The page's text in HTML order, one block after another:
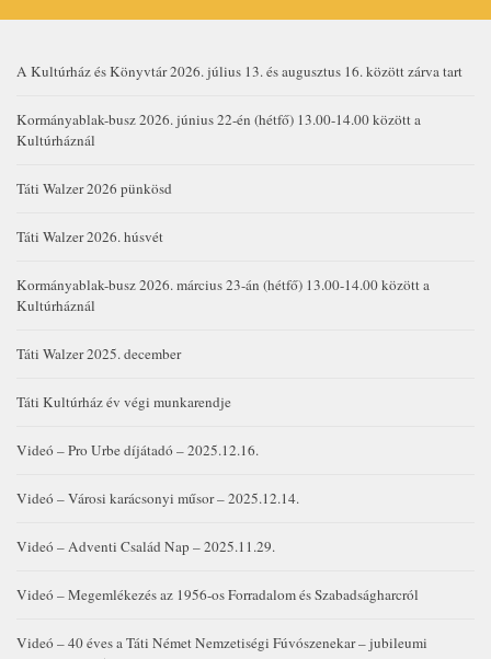
A Kultúrház és Könyvtár 2026. július 13. és augusztus 16. között zárva tart
Kormányablak-busz 2026. június 22-én (hétfő) 13.00-14.00 között a
Kultúrháznál
Táti Walzer 2026 pünkösd
Táti Walzer 2026. húsvét
Kormányablak-busz 2026. március 23-án (hétfő) 13.00-14.00 között a
Kultúrháznál
Táti Walzer 2025. december
Táti Kultúrház év végi munkarendje
Videó – Pro Urbe díjátadó – 2025.12.16.
Videó – Városi karácsonyi műsor – 2025.12.14.
Videó – Adventi Család Nap – 2025.11.29.
Videó – Megemlékezés az 1956-os Forradalom és Szabadságharcról
Videó – 40 éves a Táti Német Nemzetiségi Fúvószenekar – jubileumi